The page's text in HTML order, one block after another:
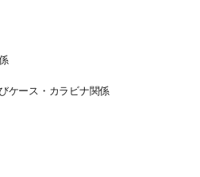
ケース・カラビナ関係